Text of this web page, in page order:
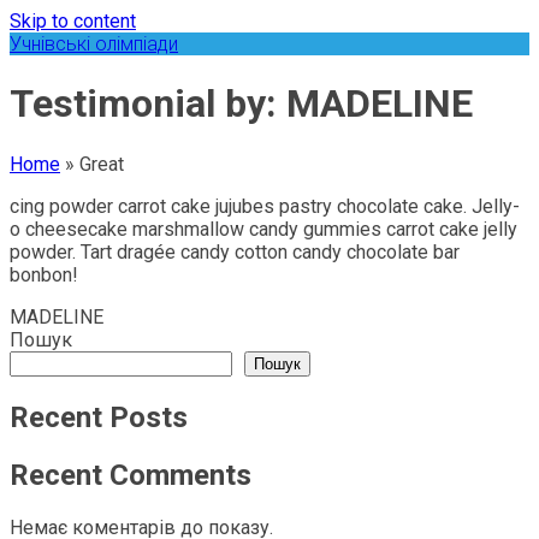
Skip to content
Учнівські олімпіади
Testimonial by: MADELINE
Home » Great
cing powder carrot cake jujubes pastry chocolate cake. Jelly-
o cheesecake marshmallow candy gummies carrot cake jelly
powder. Tart dragée candy cotton candy chocolate bar
bonbon!
MADELINE
Пошук
Пошук
Recent Posts
Recent Comments
Немає коментарів до показу.